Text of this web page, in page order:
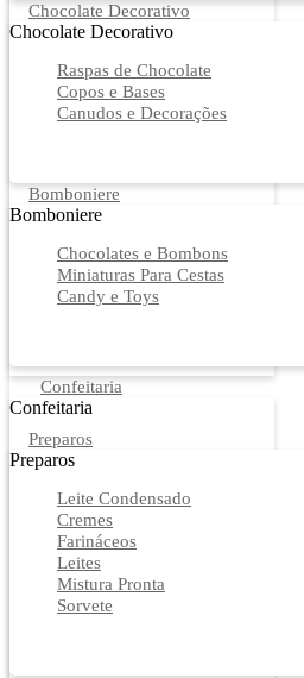
Chocolate Decorativo
Chocolate Decorativo
Raspas de Chocolate
Copos e Bases
Canudos e Decorações
Bomboniere
Bomboniere
Chocolates e Bombons
Miniaturas Para Cestas
Candy e Toys
Confeitaria
Confeitaria
Preparos
Preparos
Leite Condensado
Cremes
Farináceos
Leites
Mistura Pronta
Sorvete